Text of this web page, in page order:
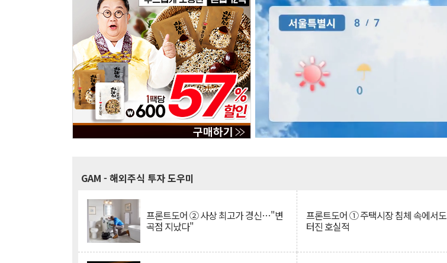
GAM - 해외주식 투자 도우미
프론트도어 ② 사상 최고가 경신…"변
곡점 지났다"
프론트도어 ① 주택시장 침체 속에서도
터진 호실적